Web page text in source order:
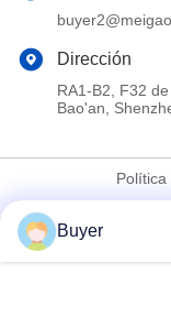
Dirección
RA1-B2, F32
Bao'an,
Política
China buena
Derecho de autor
Instrument
Buyer